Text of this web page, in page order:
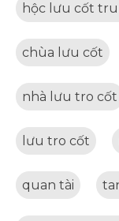
hộc lưu cốt
chùa lưu cốt
nhà lưu tro cốt
lưu tro cốt
quan tài